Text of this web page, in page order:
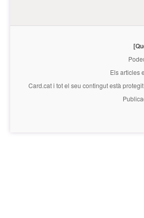
Els articles
Card.cati tot el seu contingut està